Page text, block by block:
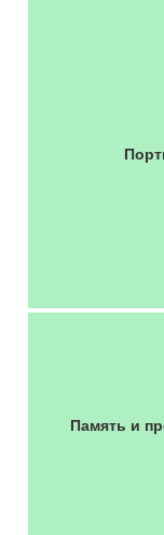
Память и